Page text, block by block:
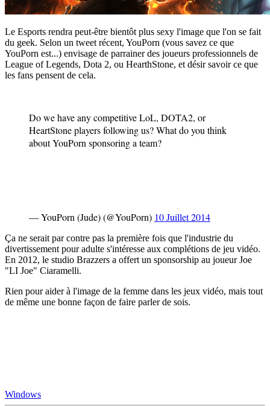
Le Esports rendra peut-être bientôt plus sexy l'image que l'on se fait
du geek. Selon un tweet récent, YouPorn (vous savez ce que
YouPorn est...) envisage de parrainer des joueurs professionnels de
League of Legends, Dota 2, ou HearthStone, et désir savoir ce que
les fans pensent de cela.
Do we have any competitive LoL, DOTA2, or
HeartStone players following us? What do you think
about YouPorn sponsoring a team?
— YouPorn (Jude) (@YouPorn) 10 Juillet 2014
Ça ne serait par contre pas la première fois que l'industrie du
divertissement pour adulte s'intéresse aux complétions de jeu vidéo.
En 2012, le studio Brazzers a offert un sponsorship au joueur Joe
"LI Joe" Ciaramelli.
Rien pour aider à l'image de la femme dans les jeux vidéo, mais tout
de même une bonne façon de faire parler de sois.
Windows